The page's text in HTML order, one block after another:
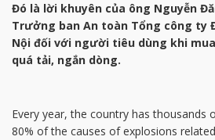
Đó là lời khuyên của ông Nguyễn
Trưởng ban An toàn Tổng công ty
Nội đối với người tiêu dùng khi
quá tải, ngắn dòng.
Every year, the country has thousands
80% of the causes of explosions